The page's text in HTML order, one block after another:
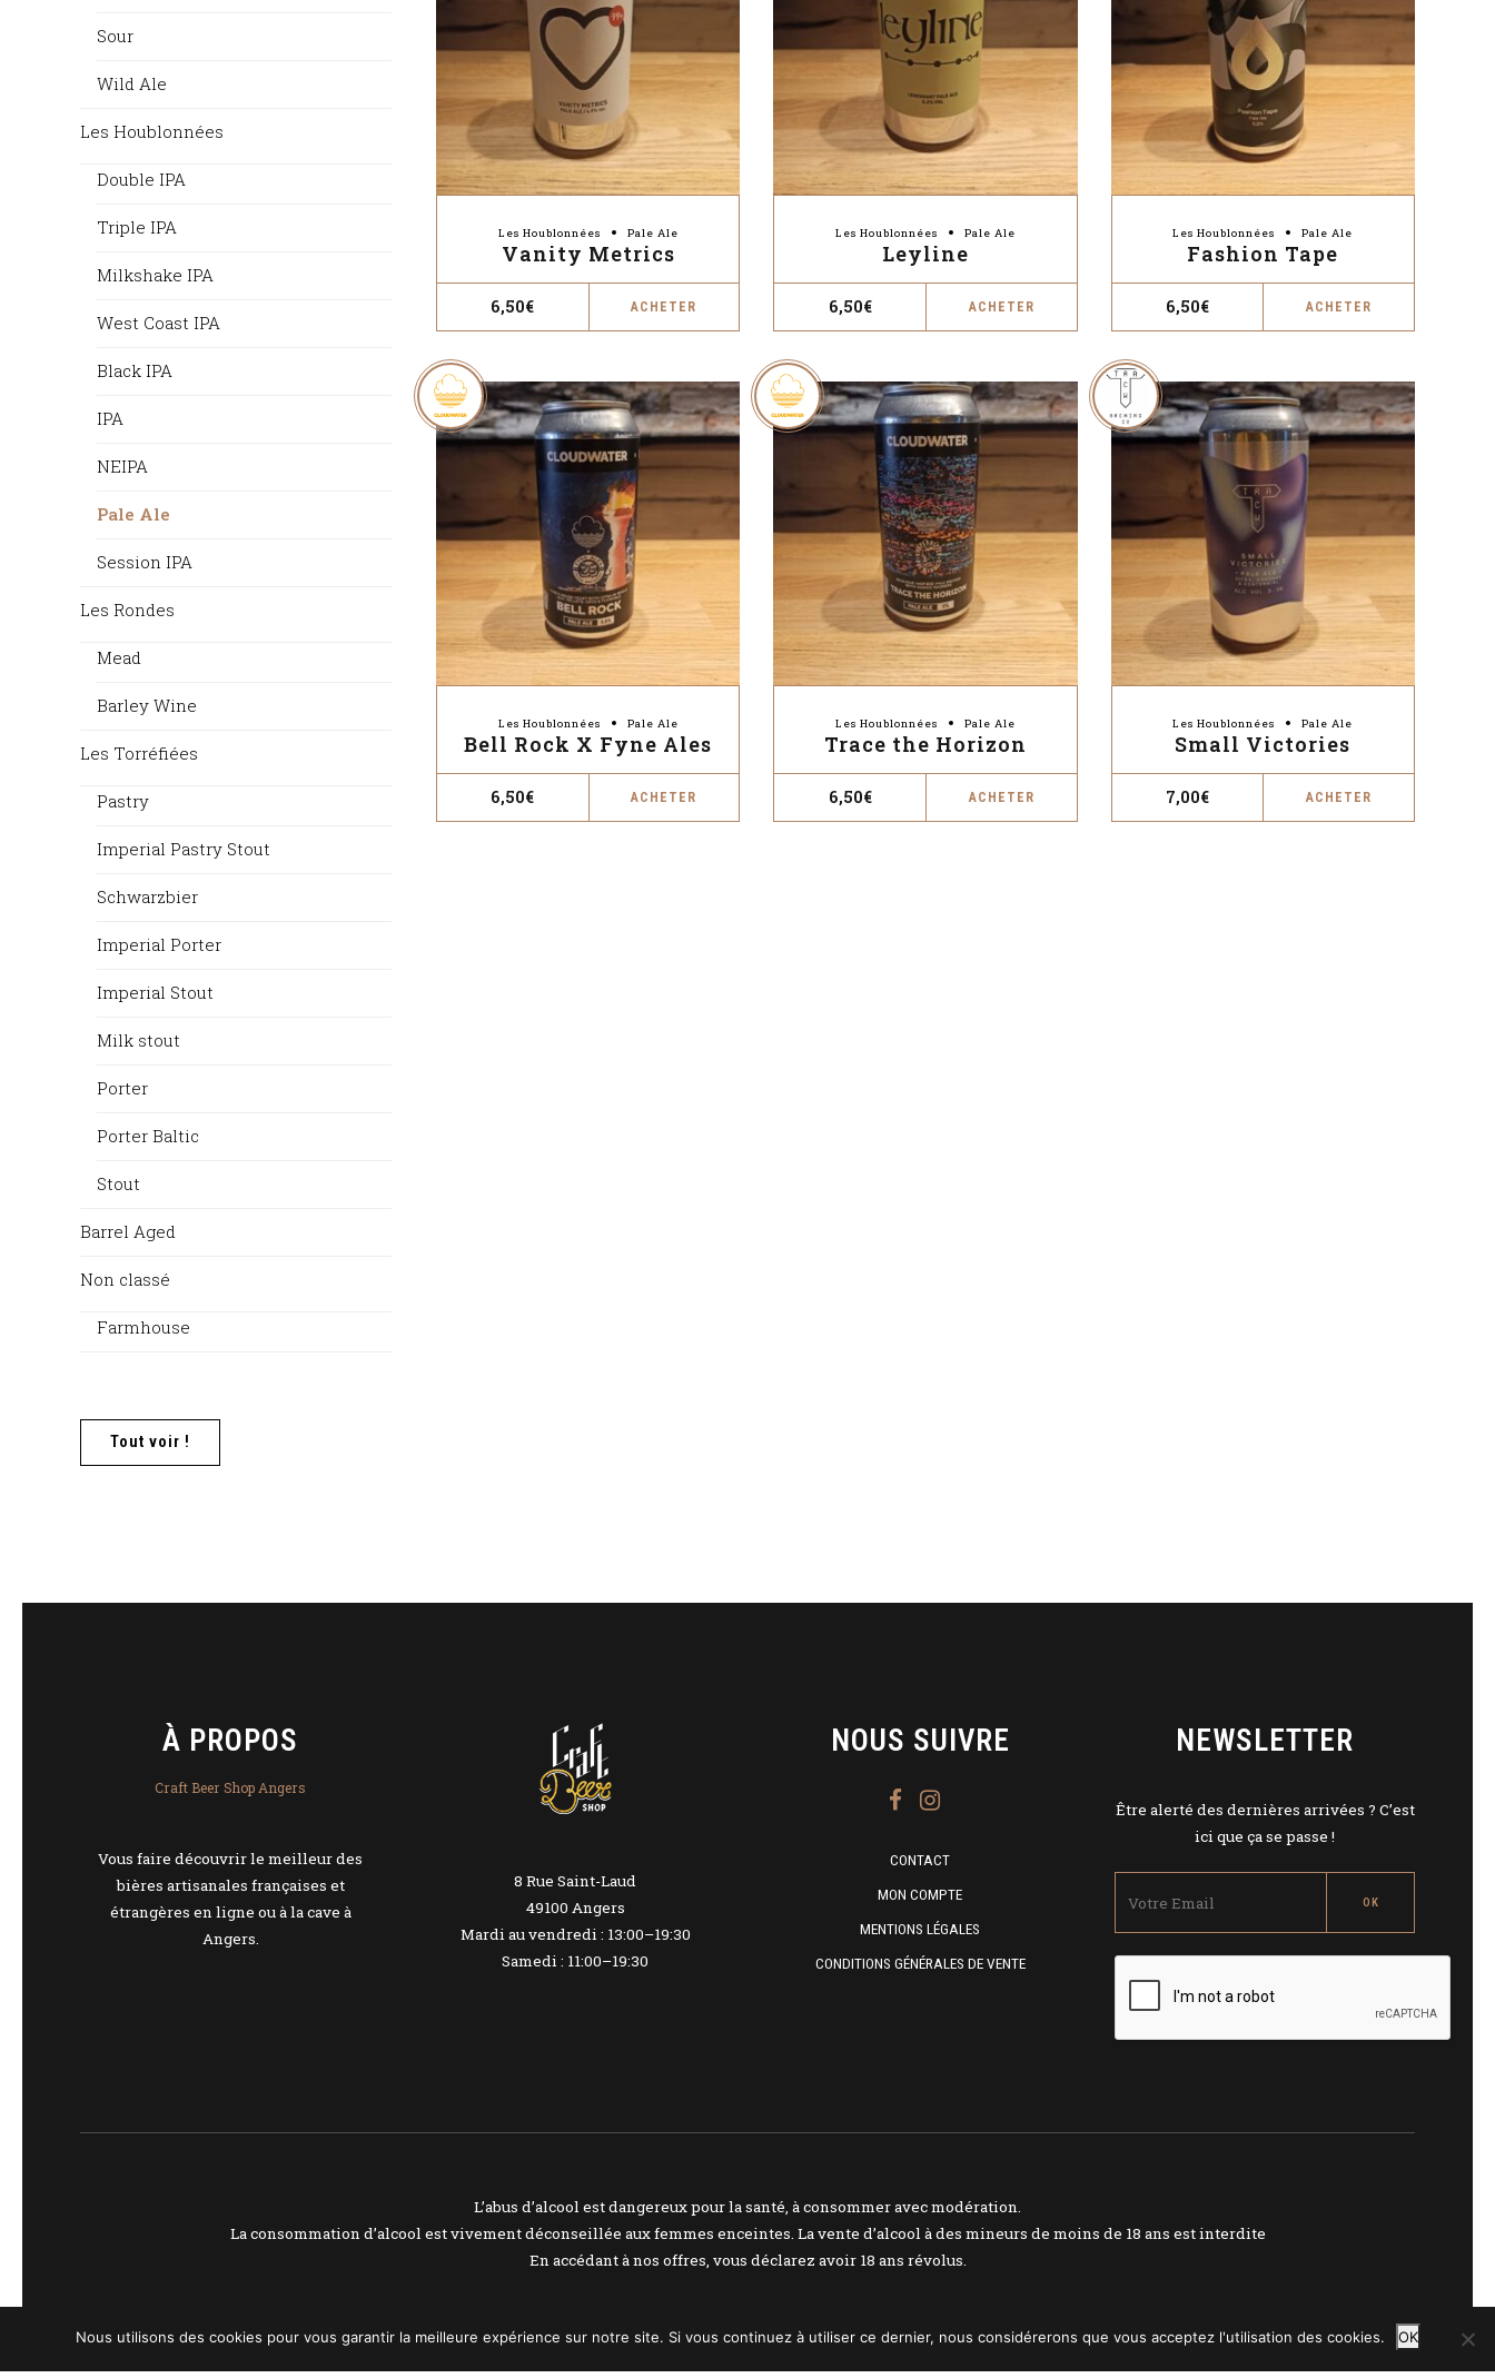
Les Houblonnées Pale Ale
Vanity Metrics
6,50€ ACHETER
Les Houblonnées Pale Ale
Leyline
6,50€ ACHETER
Les Houblonnées Pale Ale
Fashion Tape
6,50€ ACHETER
Les Houblonnées Pale Ale
Bell Rock X Fyne Ales
6,50€ ACHETER
Les Houblonnées Pale Ale
Trace the Horizon
6,50€ ACHETER
Les Houblonnées Pale Ale
Small Victories
7,00€ ACHETER
Sour
Wild Ale
Les Houblonnées
Double IPA
Triple IPA
Milkshake IPA
West Coast IPA
Black IPA
IPA
NEIPA
Pale Ale
Session IPA
Les Rondes
Mead
Barley Wine
Les Torréfiées
Pastry
Imperial Pastry Stout
Schwarzbier
Imperial Porter
Imperial Stout
Milk stout
Porter
Porter Baltic
Stout
Barrel Aged
Non classé
Farmhouse
Tout voir !
À PROPOS
Craft Beer Shop Angers
Vous faire découvrir le meilleur des
bières artisanales françaises et
étrangères en ligne ou à la cave à
Angers.
8 Rue Saint-Laud
49100 Angers
Mardi au vendredi : 13:00–19:30
Samedi : 11:00–19:30
NOUS SUIVRE
CONTACT
MON COMPTE
MENTIONS LÉGALES
CONDITIONS GÉNÉRALES DE VENTE
NEWSLETTER
Être alerté des dernières arrivées ? C’est
ici que ça se passe !
L’abus d’alcool est dangereux pour la santé, à consommer avec modération.
La consommation d’alcool est vivement déconseillée aux femmes enceintes. La vente d’alcool à des mineurs de moins de 18 ans est interdite
En accédant à nos offres, vous déclarez avoir 18 ans révolus.
Nous utilisons des cookies pour vous garantir la meilleure expérience sur notre site. Si vous continuez à utiliser ce dernier, nous considérerons que vous acceptez l'utilisation des cookies. OK